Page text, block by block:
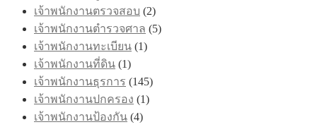
เจ้าพนักงานตรวจสอบ (2)
เจ้าพนักงานตำรวจศาล (5)
เจ้าพนักงานทะเบียน (1)
เจ้าพนักงานที่ดิน (1)
เจ้าพนักงานธุรการ (145)
เจ้าพนักงานปกครอง (1)
เจ้าพนักงานป้องกัน (4)